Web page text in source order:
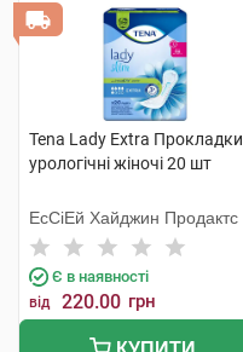
Tena Lady Extra Прокладки
урологічні жіночі 20 шт
ЕсСіЕй Хайджин Продактс
Є в наявності
від 220.00 грн